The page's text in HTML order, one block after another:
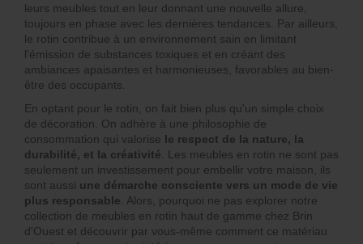
leurs meubles tout en leur donnant une nouvelle allure,
toujours en phase avec les dernières tendances. Par ailleurs,
le rotin contribue à un environnement sain en limitant
l'émission de substances toxiques et en créant des
ambiances apaisantes et harmonieuses, favorables au bien-
être des occupants.
En optant pour le rotin, on fait bien plus qu'un simple choix
de décoration. On adhère à une philosophie de
consommation qui valorise le respect de la nature, la
durabilité, et la créativité . Les meubles en rotin ne sont pas
seulement un investissement pour embellir votre maison, ils
sont aussi une démarche consciente vers un mode de vie
plus responsable . Alors, pourquoi ne pas explorer notre
collection de meubles en rotin haut de gamme chez Brin
d'Ouest et découvrir par vous-même comment ce matériau